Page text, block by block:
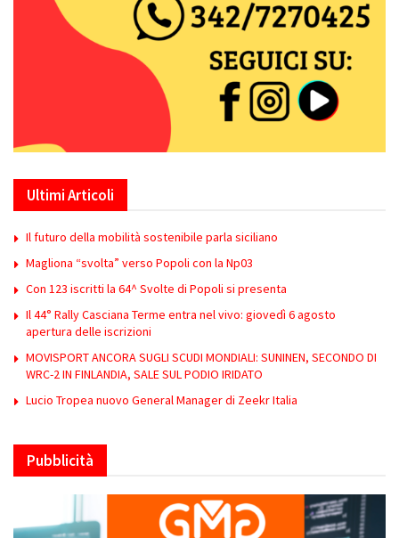
Ultimi Articoli
Il futuro della mobilità sostenibile parla siciliano
Magliona “svolta” verso Popoli con la Np03
Con 123 iscritti la 64^ Svolte di Popoli si presenta
Il 44° Rally Casciana Terme entra nel vivo: giovedì 6 agosto
apertura delle iscrizioni
MOVISPORT ANCORA SUGLI SCUDI MONDIALI: SUNINEN, SECONDO DI
WRC-2 IN FINLANDIA, SALE SUL PODIO IRIDATO
Lucio Tropea nuovo General Manager di Zeekr Italia
Pubblicità